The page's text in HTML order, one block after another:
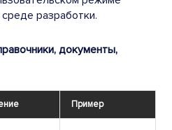
разработки.
документы,
Пример